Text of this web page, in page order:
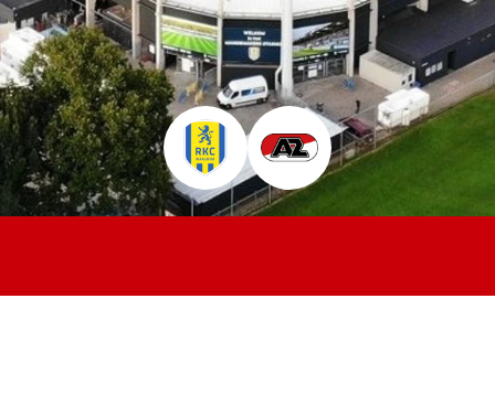
Jong AZ
Seizoenkaart